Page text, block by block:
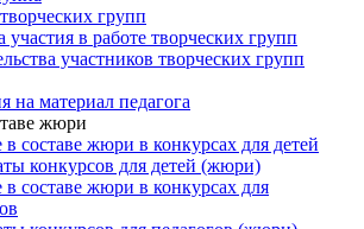
групп
участия в работе творческих групп
участников творческих групп
на материал педагога
жюри
в составе жюри в конкурсах для детей
конкурсов для детей (жюри)
в составе жюри в конкурсах для